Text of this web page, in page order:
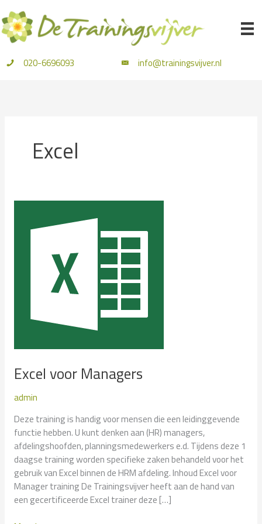
naar
de
inhoud
020-6696093 info@trainingsvijver.nl
Excel
Excel voor Managers
admin
Deze training is handig voor mensen die een leidinggevende
functie hebben. U kunt denken aan (HR) managers,
afdelingshoofden, planningsmedewerkers e.d. Tijdens deze 1
daagse training worden specifieke zaken behandeld voor het
gebruik van Excel binnen de HRM afdeling. Inhoud Excel voor
Manager training De Trainingsvijver heeft aan de hand van
een gecertificeerde Excel trainer deze […]